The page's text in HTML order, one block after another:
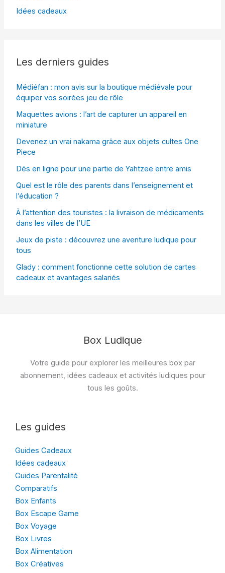
Idées cadeaux
Les derniers guides
Médiéfan : mon avis sur la boutique médiévale pour
équiper vos soirées jeu de rôle
Maquettes avions : l’art de capturer un appareil en
miniature
Devenez un vrai nakama grâce aux objets cultes One
Piece
Dés en ligne pour une partie de Yahtzee entre amis
Quel est le rôle des parents dans l’enseignement et
l’éducation ?
À l’attention des touristes : la livraison de médicaments
dans les villes de l’UE
Jeux de piste : découvrez une aventure ludique pour
tous
Glady : comment fonctionne cette solution de cartes
cadeaux et avantages salariés
Box Ludique
Votre guide pour explorer les meilleures box par
abonnement, idées cadeaux et activités ludiques pour
tous les goûts.
Les guides
Guides Cadeaux
Idées cadeaux
Guides Parentalité
Comparatifs
Box Enfants
Box Escape Game
Box Voyage
Box Livres
Box Alimentation
Box Créatives